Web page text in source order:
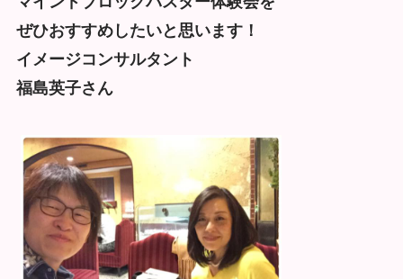
ぜひおすすめしたいと思います！
イメージコンサルタント
福島英子さん